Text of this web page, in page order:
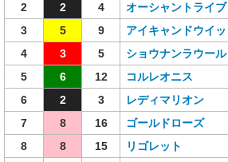
2
2 4 オーシャントライブ
3
5 9 アイキャンドウイッ
4
3 5 ショウナンラウール
5
6 12 コルレオニス
6
2 3 レディマリオン
7
8 16 ゴールドローズ
8
8 15 リゴレット